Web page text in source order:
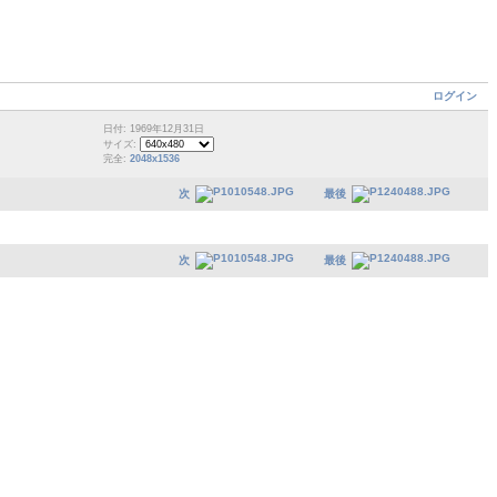
ログイン
日付: 1969年12月31日
サイズ:
完全: 2048x1536
次 最後
次 最後